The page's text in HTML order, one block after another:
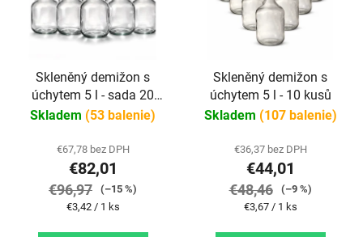
Skleněný demižon s
úchytem 5 l - sada 20
kusů
Skladem (53 balenie)
€67,78 bez DPH
€82,01
€96,97
(–15 %)
Jednotková
€3,42 / 1 ks
Skleněný demižon s
úchytem 5 l - 10 kusů
Skladem (107 balenie)
€36,37 bez DPH
€44,01
€48,46
(–9 %)
Jednotková
€3,67 / 1 ks